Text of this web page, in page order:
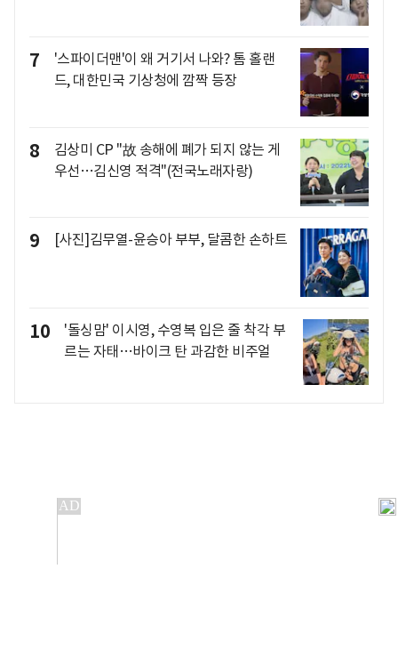
7
'스파이더맨'이 왜 거기서 나와? 톰 홀랜
드, 대한민국 기상청에 깜짝 등장
8
김상미 CP "故 송해에 폐가 되지 않는 게
우선…김신영 적격"(전국노래자랑)
9 [사진]김무열-윤승아 부부, 달콤한 손하트
10
'돌싱맘' 이시영, 수영복 입은 줄 착각 부
르는 자태…바이크 탄 과감한 비주얼